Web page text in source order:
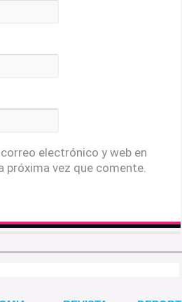
electrónico y web en
próxima vez que comente.